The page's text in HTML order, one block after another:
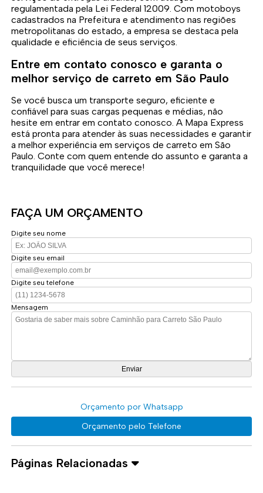
regulamentada pela Lei Federal 12009. Com motoboys
cadastrados na Prefeitura e atendimento nas regiões
metropolitanas do estado, a empresa se destaca pela
qualidade e eficiência de seus serviços.
Entre em contato conosco e garanta o
melhor serviço de carreto em São Paulo
Se você busca um transporte seguro, eficiente e
confiável para suas cargas pequenas e médias, não
hesite em entrar em contato conosco. A Mapa Express
está pronta para atender às suas necessidades e garantir
a melhor experiência em serviços de carreto em São
Paulo. Conte com quem entende do assunto e garanta a
tranquilidade que você merece!
FAÇA UM ORÇAMENTO
Digite seu nome
Digite seu email
Digite seu telefone
Mensagem
Orçamento por Whatsapp
Orçamento pelo Telefone
Páginas Relacionadas